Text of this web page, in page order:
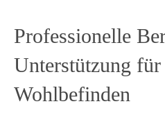
Professionelle
Unterstützung
Wohlbefinden